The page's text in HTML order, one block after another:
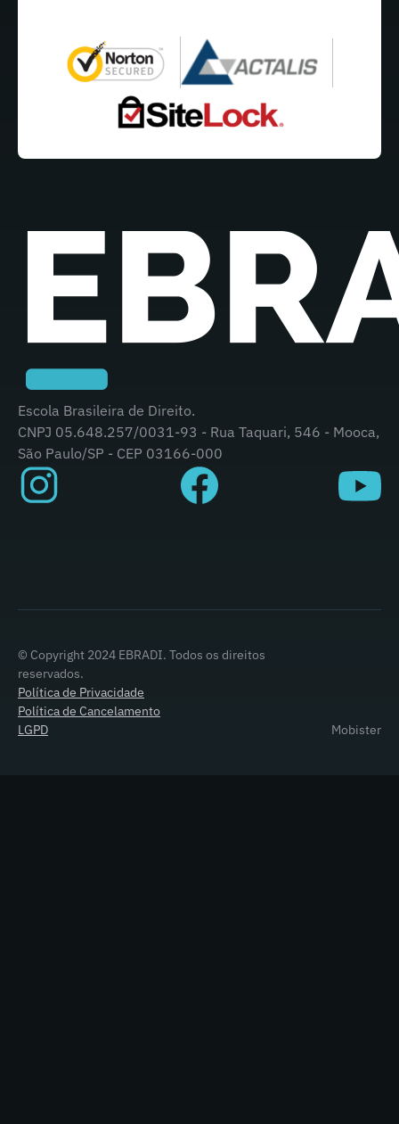
Escola Brasileira de Direito.
CNPJ 05.648.257/0031-93 - Rua Taquari, 546 - Mooca,
São Paulo/SP - CEP 03166-000
© Copyright 2024 EBRADI. Todos os direitos
reservados.
Política de Privacidade
Política de Cancelamento
LGPD
Mobister